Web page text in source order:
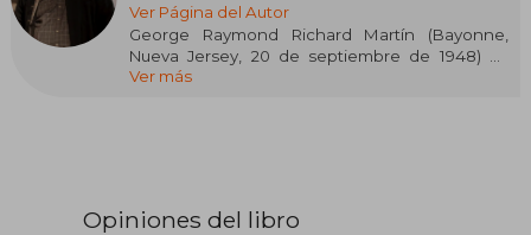
Ver Página del Autor
George Raymond Richard Martín (Bayonne,
Nueva Jersey, 20 de septiembre de 1948) es
escritor profesional y guionista de literatura
Ver más
Opiniones del libro